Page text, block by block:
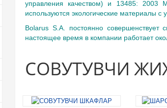
управления качеством) и 13485: 2003
используются экологические материалы с
Bolarus S.A. постоянно совершенствует
настоящее время в компании работает
СОВУТУВЧИ